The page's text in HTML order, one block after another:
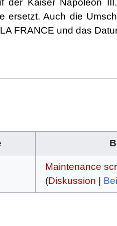
der Kaiser Napoleon
Auch die
FRANCE und das
Maintenance
(Diskussion